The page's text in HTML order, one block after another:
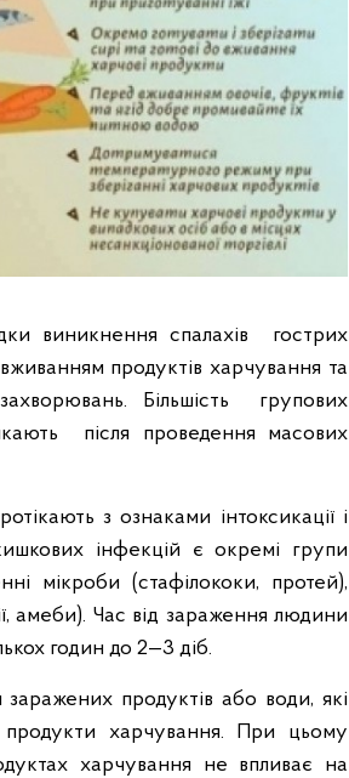
виникнення спалахів гострих
продуктів харчування та
Більшість групових
після проведення масових
з ознаками інтоксикації і
інфекцій є окремі групи
мікроби (стафілококи, протей),
амеби). Час від зараження людини
годин до 2—3 діб.
заражених продуктів або води, які
харчування. При цьому
харчування не впливає на